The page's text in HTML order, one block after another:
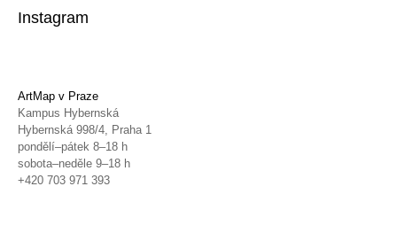
Instagram
ArtMap v Praze
Kampus Hybernská
Hybernská 998/4, Praha 1
pondělí–pátek 8–18 h
sobota–neděle 9–18 h
+420 703 971 393